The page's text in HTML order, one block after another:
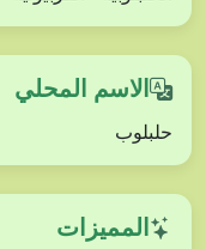
الاسم المحلي
حلبلوب
المميزات